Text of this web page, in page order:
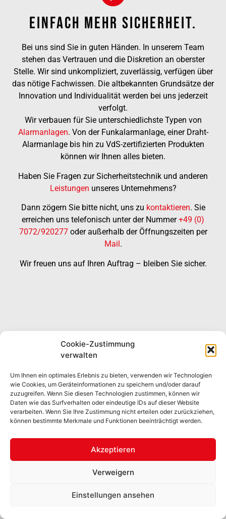
Cookie-Zustimmung
verwalten
Um Ihnen ein optimales Erlebnis zu bieten, verwenden wir Technologien
wie Cookies, um Geräteinformationen zu speichern und/oder darauf
zuzugreifen. Wenn Sie diesen Technologien zustimmen, können wir
Daten wie das Surfverhalten oder eindeutige IDs auf dieser Website
verarbeiten. Wenn Sie Ihre Zustimmung nicht erteilen oder zurückziehen,
können bestimmte Merkmale und Funktionen beeinträchtigt werden.
Akzeptieren
Verweigern
Einstellungen ansehen
Einfach Mehr Sicherheit.
Bei uns sind Sie in guten Händen. In unserem Team
stehen das Vertrauen und die Diskretion an oberster
Stelle. Wir sind unkompliziert, zuverlässig, verfügen über
das nötige Fachwissen. Die altbekannten Grundsätze der
Innovation und Individualität werden bei uns jederzeit
verfolgt.
Wir verbauen für Sie unterschiedlichste Typen von
Alarmanlagen. Von der Funkalarmanlage, einer Draht-
Alarmanlage bis hin zu VdS-zertifizierten Produkten
können wir Ihnen alles bieten.
Haben Sie Fragen zur Sicherheitstechnik und anderen
Leistungen unseres Unternehmens?
Dann zögern Sie bitte nicht, uns zu kontaktieren. Sie
erreichen uns telefonisch unter der Nummer+49 (0)
7072/920277 oder außerhalb der Öffnungszeiten per
Mail .
Wir freuen uns auf Ihren Auftrag – bleiben Sie sicher.